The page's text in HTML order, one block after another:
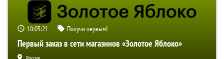
10:05:19 Получи первым!
Первый заказ в сети магазинов «Золотое Яблоко»